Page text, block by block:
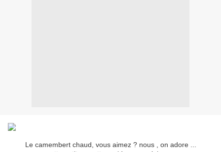
Le camembert chaud, vous aimez ? nous , on adore ...